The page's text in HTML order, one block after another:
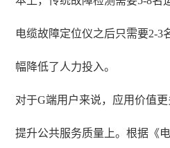
电缆故障定位仪之后只需要2-3
幅降低了人力投入。
对于G端用户来说，应用价值更
提升公共服务质量上。根据《